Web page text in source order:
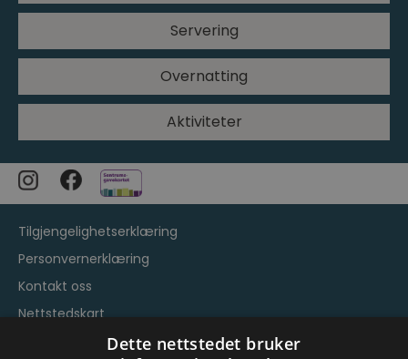
Servering
Overnatting
Aktiviteter
Tilgjengelighetserklæring
Personvernerklæring
Kontakt oss
Nettstedskart
Vilkår og betingelserDette nettstedet bruker